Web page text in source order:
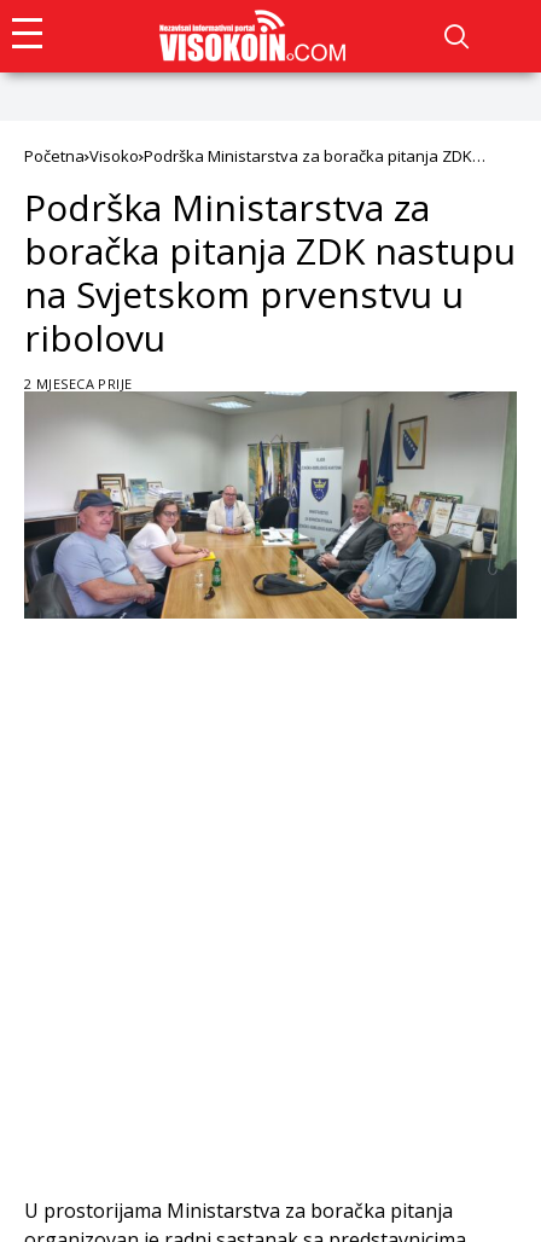
Početna Visoko Podrška Ministarstva za boračka pitanja ZDK
Podrška Ministarstva za
boračka pitanja ZDK nastupu
na Svjetskom prvenstvu u
ribolovu
2 MJESECA PRIJE
U prostorijama Ministarstva za boračka pitanja